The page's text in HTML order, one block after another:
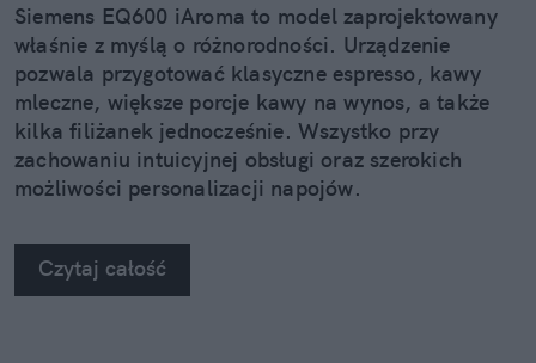
Siemens EQ600 iAroma to model zaprojektowany
właśnie z myślą o różnorodności. Urządzenie
pozwala przygotować klasyczne espresso, kawy
mleczne, większe porcje kawy na wynos, a także
kilka filiżanek jednocześnie. Wszystko przy
zachowaniu intuicyjnej obsługi oraz szerokich
możliwości personalizacji napojów.
Czytaj całość